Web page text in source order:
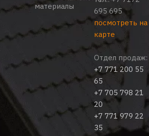
материалы
695 695
посмотреть на
карте
Отдел продаж:
+7 771 200 55
65
+7 705 798 21
20
+7 771 979 22
35